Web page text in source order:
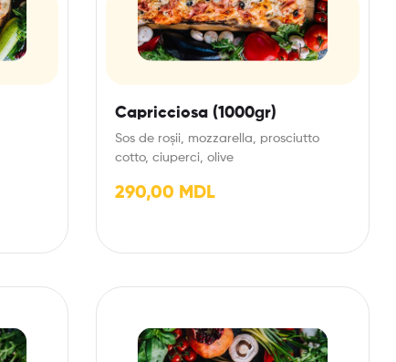
Capricciosa (1000gr)
Sos de roșii, mozzarella, prosciutto
cotto, ciuperci, olive
290,00 MDL